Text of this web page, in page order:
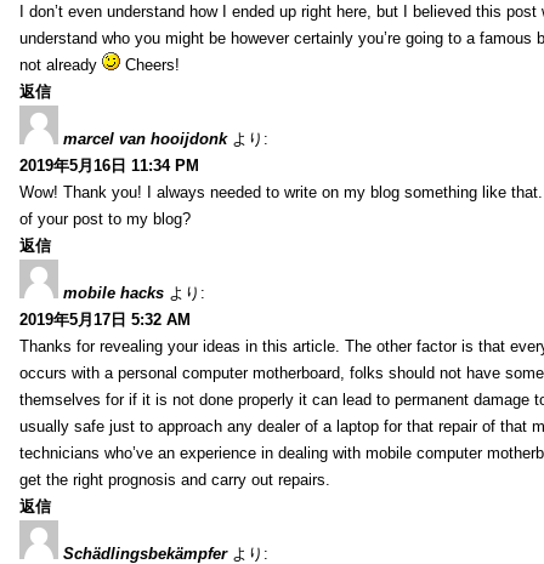
I don’t even understand how I ended up right here, but I believed this post
understand who you might be however certainly you’re going to a famous
not already
Cheers!
返信
marcel van hooijdonk より:
2019年5月16日 11:34 PM
Wow! Thank you! I always needed to write on my blog something like
of your post to my blog?
返信
mobile hacks より:
2019年5月17日 5:32 AM
Thanks for revealing your ideas in this article. The other factor is that
occurs with a personal computer motherboard, folks should not have
themselves for if it is not done properly it can lead to permanent damage
usually safe just to approach any dealer of a laptop for that repair of that
technicians who’ve an experience in dealing with mobile computer
get the right prognosis and carry out repairs.
返信
Schädlingsbekämpfer より: